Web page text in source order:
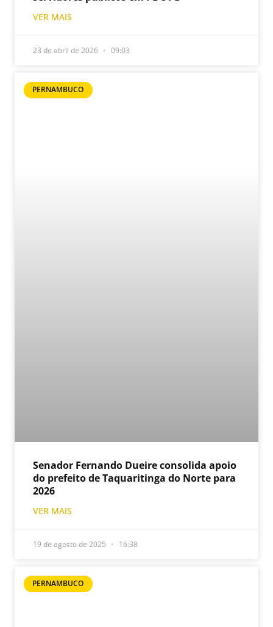
VER MAIS
23 de abril de 2026 09:03
PERNAMBUCO
Senador Fernando Dueire consolida apoio
do prefeito de Taquaritinga do Norte para
2026
VER MAIS
19 de agosto de 2025 16:38
PERNAMBUCO